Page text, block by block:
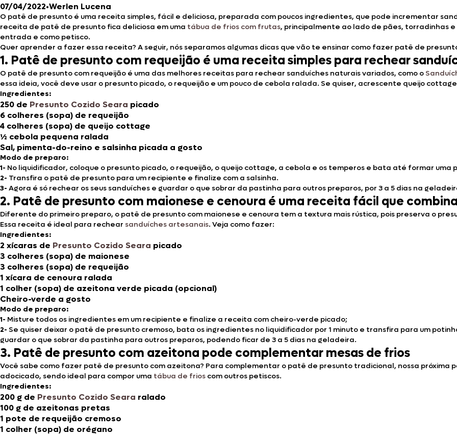
07/04/2022•Werlen Lucena
O patê de presunto é uma receita simples, fácil e deliciosa, preparada com poucos ingredientes, que pode incrementar
receita de patê de presunto fica deliciosa em uma tábua de frios com frutas, principalmente ao lado de pães, torradinhas
entrada e como petisco.
Quer aprender a fazer essa receita? A seguir, nós separamos algumas dicas que vão te ensinar como fazer patê de
1. Patê de presunto com requeijão é uma receita simples para rechear
O patê de presunto com requeijão é uma das melhores receitas para rechear sanduíches naturais variados, como o
essa ideia, você deve usar o presunto picado, o requeijão e um pouco de cebola ralada. Se quiser, acrescente queijo
Ingredientes:
250 de Presunto Cozido Seara picado
6 colheres (sopa) de requeijão
4 colheres (sopa) de queijo cottage
½ cebola pequena ralada
Sal, pimenta-do-reino e salsinha picada a gosto
Modo de preparo:
1- No liquidificador, coloque o presunto picado, o requeijão, o queijo cottage, a cebola e os temperos e bata até formar uma
2- Transfira o patê de presunto para um recipiente e finalize com a salsinha.
3- Agora é só rechear os seus sanduíches e guardar o que sobrar da pastinha para outros preparos, por 3 a 5 dias na
2. Patê de presunto com maionese e cenoura é uma receita fácil que
Diferente do primeiro preparo, o patê de presunto com maionese e cenoura tem a textura mais rústica, pois preserva o
Essa receita é ideal para rechear sanduíches artesanais. Veja como fazer:
Ingredientes:
2 xícaras de Presunto Cozido Seara picado
3 colheres (sopa) de maionese
3 colheres (sopa) de requeijão
1 xícara de cenoura ralada
1 colher (sopa) de azeitona verde picada (opcional)
Cheiro-verde a gosto
Modo de preparo:
1- Misture todos os ingredientes em um recipiente e finalize a receita com cheiro-verde picado;
2- Se quiser deixar o patê de presunto cremoso, bata os ingredientes no liquidificador por 1 minuto e transfira para um
guardar o que sobrar da pastinha para outros preparos, podendo ficar de 3 a 5 dias na geladeira.
3. Patê de presunto com azeitona pode complementar mesas de frios
Você sabe como fazer patê de presunto com azeitona? Para complementar o patê de presunto tradicional, nossa
adocicado, sendo ideal para compor uma tábua de frios com outros petiscos.
Ingredientes:
200 g de Presunto Cozido Seara ralado
100 g de azeitonas pretas
1 pote de requeijão cremoso
1 colher (sopa) de orégano